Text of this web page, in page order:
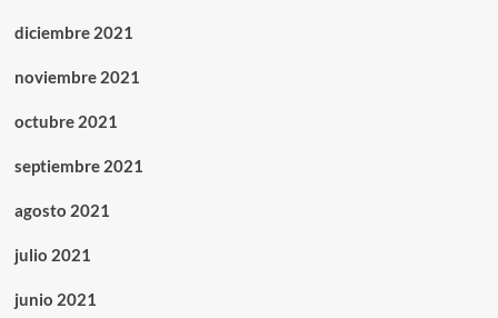
diciembre 2021
noviembre 2021
octubre 2021
septiembre 2021
agosto 2021
julio 2021
junio 2021